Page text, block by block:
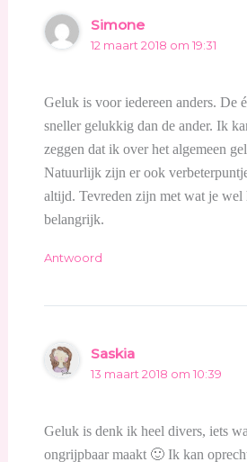
Simone
12 maart 2018 om 19:31
Geluk is voor iedereen anders. De
sneller gelukkig dan de ander. Ik
zeggen dat ik over het algemeen
Natuurlijk zijn er ook
altijd. Tevreden zijn met wat je wel
belangrijk.
Antwoord
Saskia
13 maart 2018 om 10:39
Geluk is denk ik heel divers, iets
ongrijpbaar maakt 🙂 Ik kan